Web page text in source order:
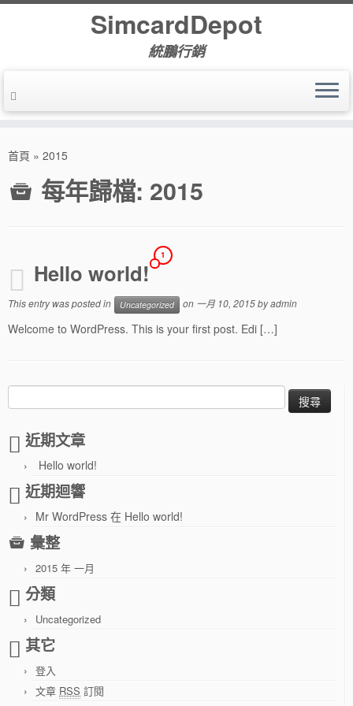
SimcardDepot
統鵬行銷
首頁 » 2015
每年歸檔: 2015
Hello world!
1
This entry was posted in Uncategorized on 一月 10, 2015byadmin
Welcome to WordPress. This is your first post. Edi […]
尋
於：近期文章
Hello world!
近期迴響
Mr WordPress 在 Hello world!
彙整
2015 年 一月
分類
Uncategorized
其它
登入
文章 RSS 訂閱